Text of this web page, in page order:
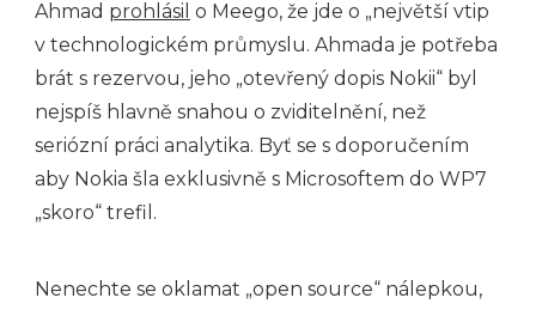
Ahmad prohlásil o Meego, že jde o „největší vtip
v technologickém průmyslu. Ahmada je potřeba
brát s rezervou, jeho „otevřený dopis Nokii“ byl
nejspíš hlavně snahou o zviditelnění, než
seriózní práci analytika. Byť se s doporučením
aby Nokia šla exklusivně s Microsoftem do WP7
„skoro“ trefil.
Nenechte se oklamat „open source“ nálepkou,